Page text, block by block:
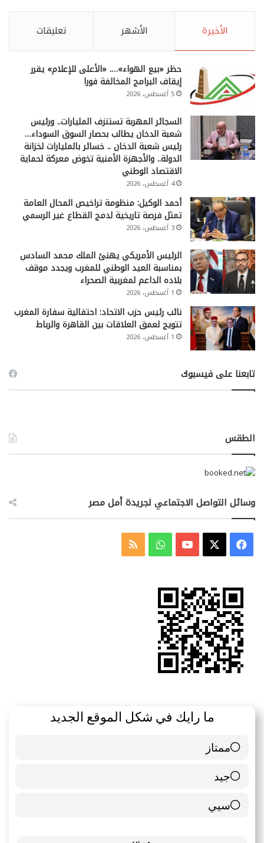
الأخيرة الأشهر تعليقات
حظر «بيع الهواء»…. «الأعلى للإعلام» يقرر
إيقاف البرامج المخالفة فورا
5 أغسطس، 2026
السجائر المهربة تستنزف المليارات.. ورئيس
شعبة الدخان يطالب بحصار السوق السوداء…
رئيس شعبة الدخان .. خسائر بالمليارات لخزانة
الدولة.. والأجهزة الأمنية تخوض معركة لحماية
الاقتصاد الوطني
4 أغسطس، 2026
أحمد الوكيل: منظومة تراخيص المحال العامة
تمثل فرصة تاريخية لدمج القطاع غير الرسمي
3 أغسطس، 2026
الرئيس الأمريكي يهنئ الملك محمد السادس
بمناسبة العيد الوطني للمغرب ويجدد موقف
بلاده الداعم لمغربية الصحراء
1 أغسطس، 2026
نائب رئيس حزب الاتحاد: احتفالية سفارة المغرب
تتويج لعمق العلاقات بين القاهرة والرباط
1 أغسطس، 2026
تابعنا على فيسبوك
الطقس
وسائل التواصل الاجتماعي لجريدة أمل مصر
فيسبوك ‫YouTubeواتسابملخص
ما رايك في شكل الموقع الجديد
ممتاز
6 ( 85.71 % )
جيد
0 ( 0 % )
سيي
1 ( 14.29 % )